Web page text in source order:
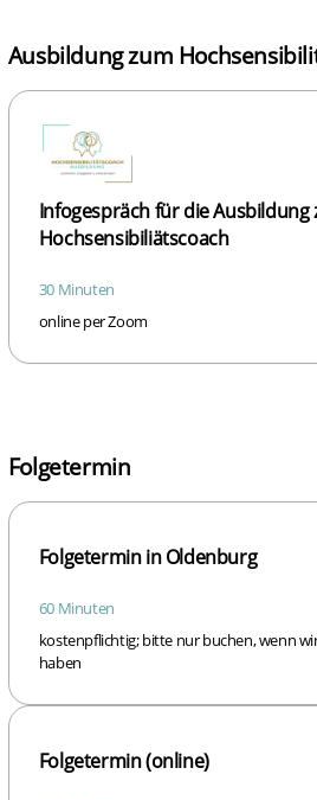
Ausbildung zum
Infogespräch für die Ausbildung
Hochsensibiliätscoach
30 Minuten
online per Zoom
Folgetermin
Folgetermin in Oldenburg
60 Minuten
kostenpflichtig; bitte nur buchen, wenn
haben
Folgetermin (online)